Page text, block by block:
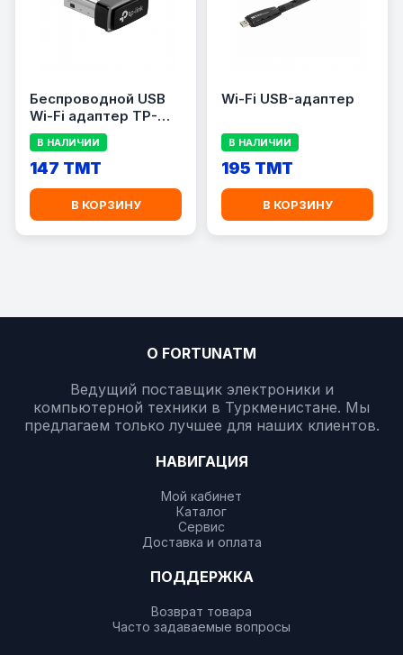
Беспроводной USB
Wi-Fi адаптер TP-
Link Archer TX1U
Nano AX300, Wi-Fi 6
(802.11ax), до 287
Мбит/с
В НАЛИЧИИ
147 TMT
В КОРЗИНУ
Wi-Fi USB-адаптер
В НАЛИЧИИ
195 TMT
В КОРЗИНУ
О FORTUNATM
Ведущий поставщик электроники и
компьютерной техники в Туркменистане. Мы
предлагаем только лучшее для наших клиентов.
НАВИГАЦИЯ
Мой кабинет
Каталог
Сервис
Доставка и оплата
ПОДДЕРЖКА
Возврат товара
Часто задаваемые вопросы